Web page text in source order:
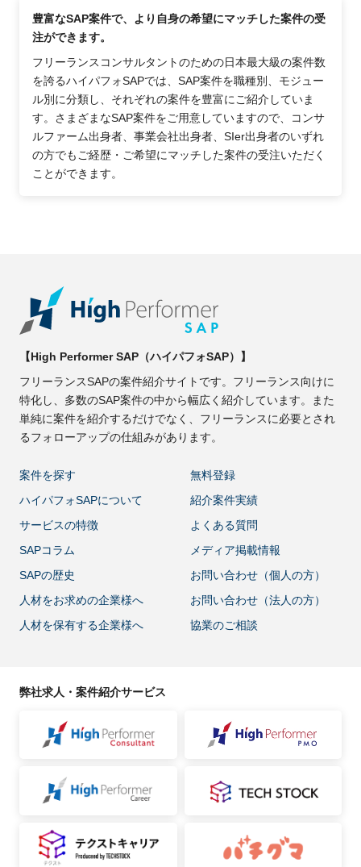
豊富なSAP案件で、より自身の希望にマッチした案件の受
注ができます。
フリーランスコンサルタントのための日本最大級の案件数
を誇るハイパフォSAPでは、SAP案件を職種別、モジュー
ル別に分類し、それぞれの案件を豊富にご紹介していま
す。さまざまなSAP案件をご用意していますので、コンサ
ルファーム出身者、事業会社出身者、SIer出身者のいずれ
の方でもご経歴・ご希望にマッチした案件の受注いただく
ことができます。
【High Performer SAP（ハイパフォSAP）】
フリーランスSAPの案件紹介サイトです。フリーランス向けに
特化し、多数のSAP案件の中から幅広く紹介しています。また
単純に案件を紹介するだけでなく、フリーランスに必要とされ
るフォローアップの仕組みがあります。
案件を探す
無料登録
ハイパフォSAPについて
紹介案件実績
サービスの特徴
よくある質問
SAPコラム
メディア掲載情報
SAPの歴史
お問い合わせ（個人の方）
人材をお求めの企業様へ
お問い合わせ（法人の方）
人材を保有する企業様へ
協業のご相談
弊社求人・案件紹介サービス